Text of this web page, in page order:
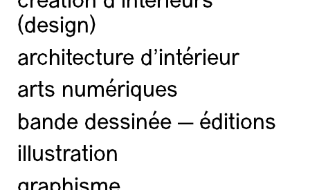
(design)
architecture d’intérieur
arts numériques
bande dessinée — éditions
illustration